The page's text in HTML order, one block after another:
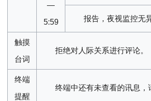
—
5:59 报告，夜视监控无异
触摸
台词
拒绝对人际关系进行评论。
终端
提醒
终端中还有未查看的讯息，